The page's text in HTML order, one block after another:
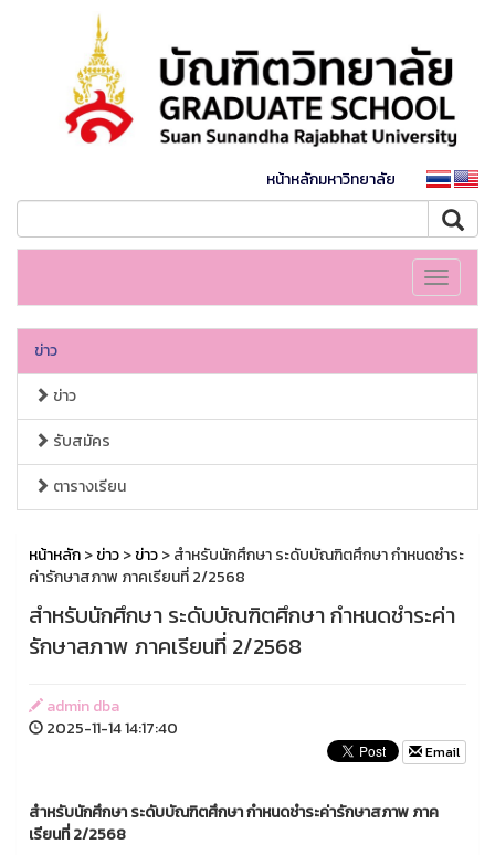
หน้าหลักมหาวิทยาลัย
Toggle
ข่าว
ข่าว
รับสมัคร
ตารางเรียน
หน้าหลัก>ข่าว>ข่าว> สำหรับนักศึกษา ระดับบัณฑิตศึกษา กำหนดชำระ
ค่ารักษาสภาพ ภาคเรียนที่ 2/2568
สำหรับนักศึกษา ระดับบัณฑิตศึกษา กำหนดชำระค่า
รักษาสภาพ ภาคเรียนที่ 2/2568
admin dba
2025-11-14 14:17:40
Email
สำหรับนักศึกษา ระดับบัณฑิตศึกษา กำหนดชำระค่ารักษาสภาพ ภาค
เรียนที่ 2/2568